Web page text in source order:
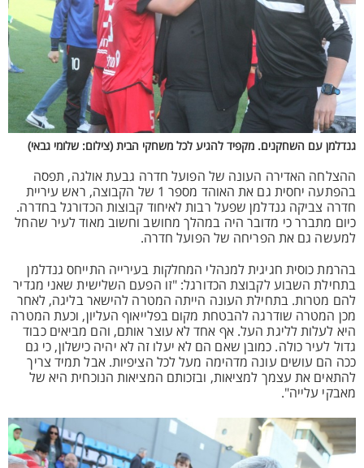
גנדלמן עם השחקנים. מקפיד להגיע לכל משחקי הבית (צילום: שלומי גבאי)
ההצלחה האדירה העונה של הפועל חדרה גבעת אולגה, תפסה
בהפתעה יחסית גם את האוהד מספר 1 של הקבוצה, ראש עיריית
חדרה צביקה גנדלמן שפעל רבות לאיחוד קבוצות הכדורגל בחדרה.
כיום מתברר כי מדובר היה במהלך מחושב וחשוב מאוד לעיר שהחל
למעשה גם את הפריחה של הפועל חדרה.
בהרמת כוסית חגיגית למנהלי המחלקות בעירייה התייחס גנדלמן
בתחילת השבוע לקבוצת הכדורגל: "זו הפעם השלישית שאני מגדיר
להם מטרות. בתחילת העונה הייתה המטרה להישאר בליגה, לאחר
מכן המטרה שודרגה להבטחת מקום בפלייאוף העליון, וכעת המטרה
היא לעלות לליגת העל. אף אחד לא עוצר אותם, והם מביאים כבוד
גדול לעיר כולה. כמובן שאם הם לא יעלו זה לא יהיה כישלון, כי גם
ככה הם עושים עונה מדהימה מעל לכל הציפיות. אבל תמיד צריך
להתאים את עצמך למציאות, ובזכותם המציאות הנוכחית היא של
מאבקי עלייה".